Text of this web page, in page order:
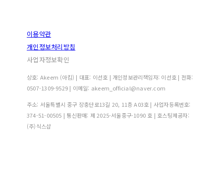
이용약관
개인정보처리방침
사업자정보확인
상호: Akeem (아킴) | 대표: 이선호 | 개인정보관리책임자: 이선호 | 전화:
0507-1309-9529 | 이메일: akeem_official@naver.com
주소: 서울특별시 중구 장충단로13길 20, 11층 A03호 | 사업자등록번호:
374-51-00505 | 통신판매: 제 2025-서울중구-1090 호 | 호스팅제공자:
(주)식스샵